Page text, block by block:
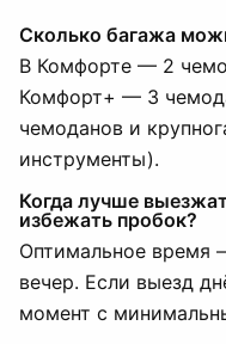
Сколько багажа
В Комфорте — 2
Комфорт+ — 3
чемоданов и
инструменты).
Когда лучше
избежать пробок?
Оптимальное время
вечер. Если выезд
момент с